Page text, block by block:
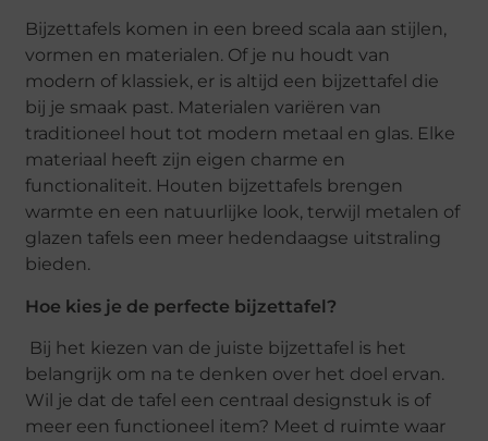
Bijzettafels komen in een breed scala aan stijlen,
vormen en materialen. Of je nu houdt van
modern of klassiek, er is altijd een bijzettafel die
bij je smaak past. Materialen variëren van
traditioneel hout tot modern metaal en glas. Elke
materiaal heeft zijn eigen charme en
functionaliteit. Houten bijzettafels brengen
warmte en een natuurlijke look, terwijl metalen of
glazen tafels een meer hedendaagse uitstraling
bieden.
Hoe kies je de perfecte bijzettafel?
Bij het kiezen van de juiste bijzettafel is het
belangrijk om na te denken over het doel ervan.
Wil je dat de tafel een centraal designstuk is of
meer een functioneel item? Meet d ruimte waar